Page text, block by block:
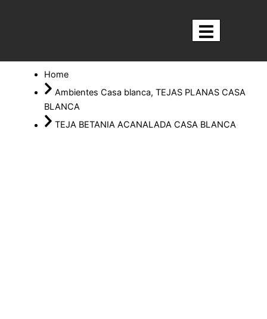
Nosotros
Home
Ambientes Casa blanca,TEJAS PLANAS CASA
BLANCA
TEJA BETANIA ACANALADA CASA BLANCA